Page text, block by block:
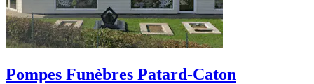
Pompes Funèbres Patard-Caton